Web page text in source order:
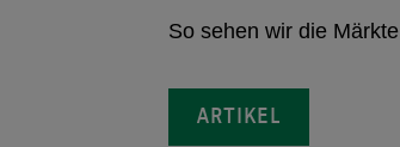
So sehen wir die Märkte
ARTIKEL